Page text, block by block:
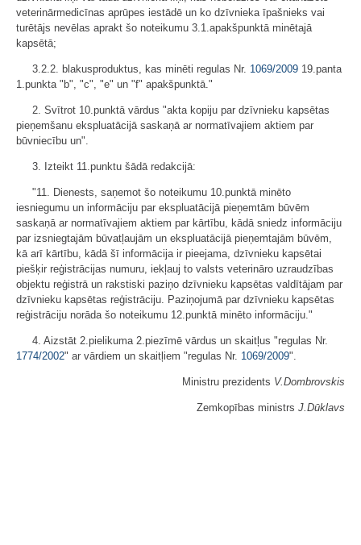
veterinārmedicīnas aprūpes iestādē un ko dzīvnieka īpašnieks vai
turētājs nevēlas aprakt šo noteikumu 3.1.apakšpunktā minētajā
kapsētā;
3.2.2. blakusproduktus, kas minēti regulas Nr. 1069/2009 19.panta
1.punkta "b", "c", "e" un "f" apakšpunktā."
2. Svītrot 10.punktā vārdus "akta kopiju par dzīvnieku kapsētas
pieņemšanu ekspluatācijā saskaņā ar normatīvajiem aktiem par
būvniecību un".
3. Izteikt 11.punktu šādā redakcijā:
"11. Dienests, saņemot šo noteikumu 10.punktā minēto
iesniegumu un informāciju par ekspluatācijā pieņemtām būvēm
saskaņā ar normatīvajiem aktiem par kārtību, kādā sniedz informāciju
par izsniegtajām būvatļaujām un ekspluatācijā pieņemtajām būvēm,
kā arī kārtību, kādā šī informācija ir pieejama, dzīvnieku kapsētai
piešķir reģistrācijas numuru, iekļauj to valsts veterināro uzraudzības
objektu reģistrā un rakstiski paziņo dzīvnieku kapsētas valdītājam par
dzīvnieku kapsētas reģistrāciju. Paziņojumā par dzīvnieku kapsētas
reģistrāciju norāda šo noteikumu 12.punktā minēto informāciju."
4. Aizstāt 2.pielikuma 2.piezīmē vārdus un skaitļus "regulas Nr.
1774/2002" ar vārdiem un skaitļiem "regulas Nr. 1069/2009".
Ministru prezidents V.Dombrovskis
Zemkopības ministrs J.Dūklavs